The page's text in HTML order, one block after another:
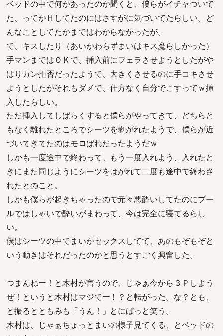
ベッドの中で何があったのか聞くと、僕らがイチャついて
た、ってかＨしてたのにはさすがに気づいてたらしい。ど
んなことしてたかまではわからなかったが。
で、キスしたり（あいかわらずまいはキス魔らしかった）
手マンまではＯＫで、挿入前にフェラさせようとしたがや
はりガン拒否だったようで、大きくさせるのに手コキさせ
ようとしたがそれもダメで、仕方なく自分でこすってｗ挿
入したらしい。
ただ挿入してしばらくすると僕らがやってきて、どちらと
もなく離れたところでシーツを剥がれたようで、僕らが近
づいてきてたのはモロばれだったようだｗ
しかも一度途中で終わって、もう一度入れよう、入れたと
きにまた同じようにシーツをはがれて二度も途中で終わさ
れたとのこと。
しかも僕らが起きちゃったので元々悪酔いしてたのにプー
ルではしゃいで酔いがまわって、今は完全に寝てるらし
い。
僕はシーツの中でまいがセックスしてて、あのもぞもぞと
いう動きはそれだったのかと思うとすごく興奮した。
つまんねー！と木村が言うので、じゃぁ今から３Ｐしよう
ぜ！というと木村はマジでー！？と転がった。な？とも、
と振るとともみも「うん！」とにぱっと笑う。
木村は、じゃぁちょっとまいの様子見てくる、とベッドの